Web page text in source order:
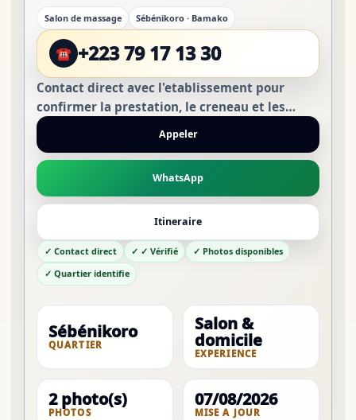
Salon de massage Sébénikoro · Bamako
☎ +223 79 17 13 30
Contact direct avec l'etablissement pour
confirmer la prestation, le creneau et les
conditions avant de vous deplacer.
Appeler
WhatsApp
Itineraire
✓ Contact direct ✓ ✓ Vérifié
✓ Photos disponibles
✓ Quartier identifie
QUARTIER
Sébénikoro
EXPERIENCE
Salon &
domicile
PHOTOS
2 photo(s)
MISE A JOUR
07/08/2026